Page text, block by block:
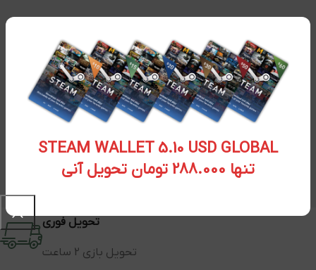
STEAM WALLET 5.10 USD GLOBAL
تنها 288.000 تومان تحویل آنی
تحویل فوری
تحویل بازی 2 ساعت